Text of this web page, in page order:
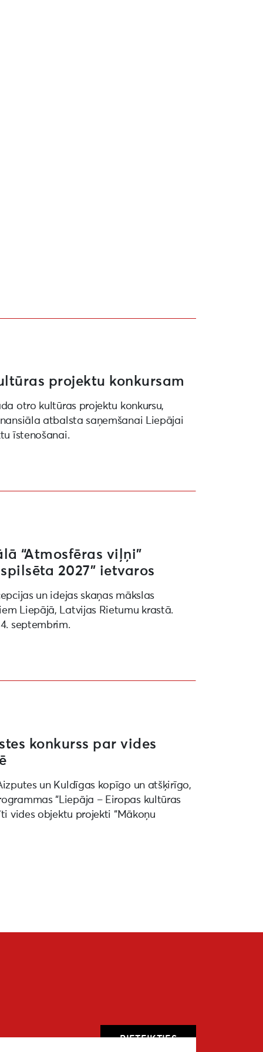
projektu konkursam
otro kultūras projektu konkursu,
atbalsta saņemšanai Liepājai
īstenošanai.
“Atmosfēras viļņi”
2027” ietvaros
un idejas skaņas mākslas
Liepājā, Latvijas Rietumu krastā.
septembrim.
konkurss par vides
un Kuldīgas kopīgo un atšķirīgo,
“Liepāja – Eiropas kultūras
vides objektu projekti “Mākoņu
PIETEIKTIES